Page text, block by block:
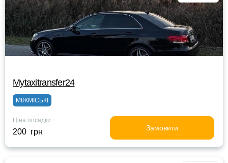
Mytaxitransfer24
МІЖМІСЬКІ
Ціна посадки
200 грн Замовити